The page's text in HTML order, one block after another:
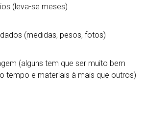
(leva-se meses)
(medidas, pesos, fotos)
(alguns tem que ser muito bem
tempo e materiais à mais que outros)